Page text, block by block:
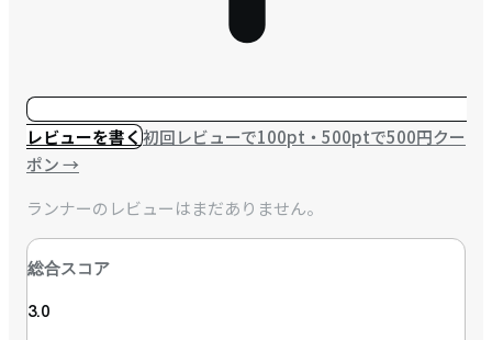
レビューを書く初回レビューで100pt・500ptで500円クー
ポン→
ランナーのレビューはまだありません。
総合スコア
3.0